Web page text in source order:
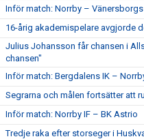
Inför match: Norrby – Vänersborgs
16-årig akademispelare avgjorde
Julius Johansson får chansen i
chansen"
Inför match: Bergdalens IK –
Segrarna och målen fortsätter att
Inför match: Norrby IF – BK Astrio
Tredje raka efter storseger i